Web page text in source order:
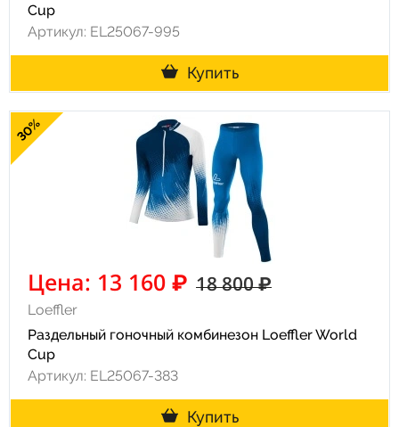
Cup
Артикул: EL25067-995
Купить
30%
Цена: 13 160 ₽ 18 800 ₽
Loeffler
Раздельный гоночный комбинезон Loeffler World
Cup
Артикул: EL25067-383
Купить